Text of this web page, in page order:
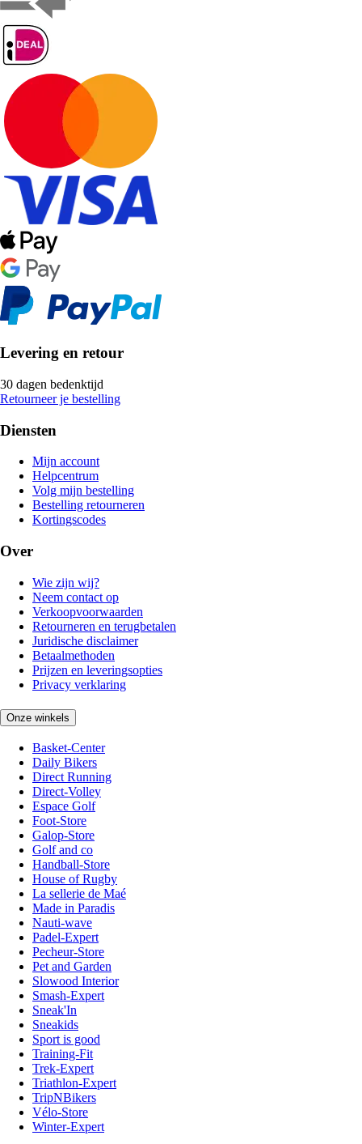
Levering en retour
30 dagen bedenktijd
Retourneer je bestelling
Diensten
Mijn account
Helpcentrum
Volg mijn bestelling
Bestelling retourneren
Kortingscodes
Over
Wie zijn wij?
Neem contact op
Verkoopvoorwaarden
Retourneren en terugbetalen
Juridische disclaimer
Betaalmethoden
Prijzen en leveringsopties
Privacy verklaring
Onze winkels
Basket-Center
Daily Bikers
Direct Running
Direct-Volley
Espace Golf
Foot-Store
Galop-Store
Golf and co
Handball-Store
House of Rugby
La sellerie de Maé
Made in Paradis
Nauti-wave
Padel-Expert
Pecheur-Store
Pet and Garden
Slowood Interior
Smash-Expert
Sneak'In
Sneakids
Sport is good
Training-Fit
Trek-Expert
Triathlon-Expert
TripNBikers
Vélo-Store
Winter-Expert